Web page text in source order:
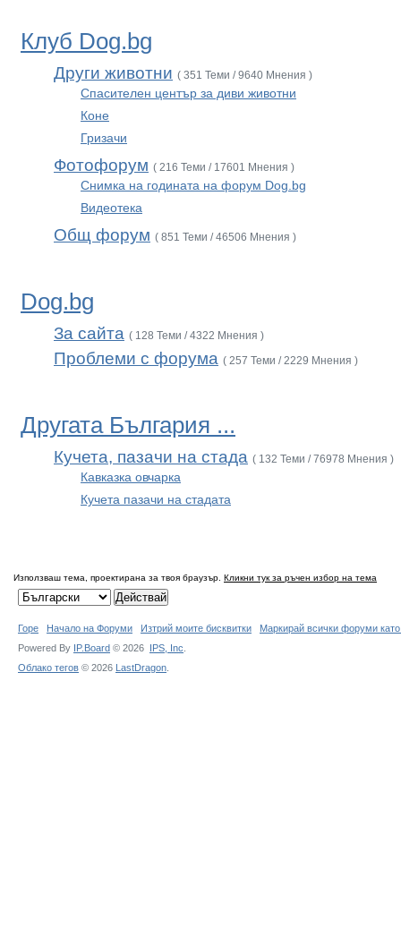
Клуб Dog.bg
Други животни ( 351 Теми / 9640 Мнения )
Спасителен център за диви животни
Коне
Гризачи
Фотофорум ( 216 Теми / 17601 Мнения )
Снимка на годината на форум Dog.bg
Видеотека
Общ форум ( 851 Теми / 46506 Мнения )
Dog.bg
За сайта ( 128 Теми / 4322 Мнения )
Проблеми с форума ( 257 Теми / 2229 Мнения )
Другата България ...
Кучета, пазачи на стада ( 132 Теми / 76978 Мнения )
Кавказка овчарка
Кучета пазачи на стадата
Използваш тема, проектирана за твоя браузър. Кликни тук за ръчен избор на тема
Горе Начало на Форуми Изтрий моите бисквитки
Маркирай всички форуми
Powered By IP.Board © 2026 IPS, Inc
Облако тегов © 2026 LastDragon